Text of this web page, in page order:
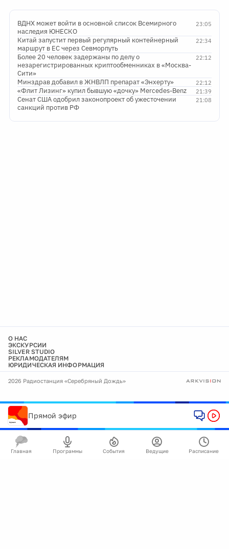
23:05
ВДНХ может войти в основной список Всемирного
наследия ЮНЕСКО
22:34
Китай запустит первый регулярный контейнерный
маршрут в ЕС через Севморпуть
22:12
Более 20 человек задержаны по делу о
незарегистрированных криптообменниках в «Москва-
Сити»
22:12
Минздрав добавил в ЖНВЛП препарат «Энхерту»
21:39
«Флит Лизинг» купил бывшую «дочку» Mercedes-Benz
21:08
Сенат США одобрил законопроект об ужесточении
санкций против РФ
О НАС
ЭКСКУРСИИ
SILVER STUDIO
РЕКЛАМОДАТЕЛЯМ
ЮРИДИЧЕСКАЯ ИНФОРМАЦИЯ
2026 Радиостанция «Серебряный Дождь»
Прямой эфир
Главная Программы События Ведущие Расписание